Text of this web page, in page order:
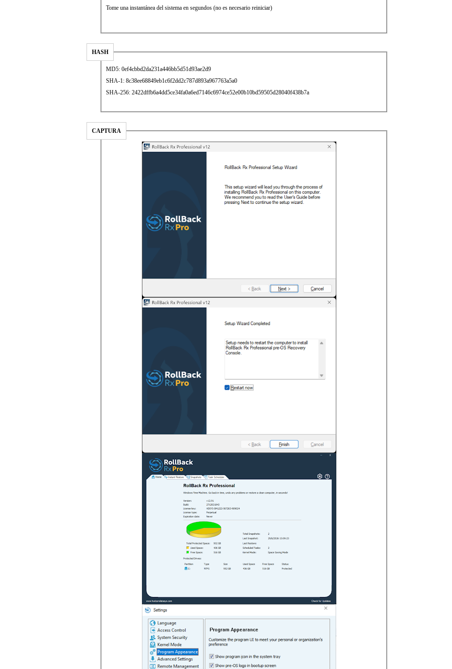
Tome una instantánea del sistema en segundos (no es necesario reiniciar)
HASH
MD5: 0ef4cbbd2da231a446bb5d51d93ae2d9
SHA-1: 8c38ee68849eb1c6f2dd2c787d893a967763a5a0
SHA-256: 2422dffb6a4dd5ce34fa0a6ed7146c6974ce52e00b10bd59505d28040f438b7a
CAPTURA